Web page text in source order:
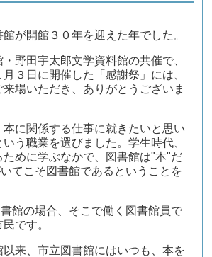
が開館３０年を迎えた年でした。
野田宇太郎文学資料館の共催で、
３日に開催した「感謝祭」には、
場いただき、ありがとうございま
に関係する仕事に就きたいと思い
いう職業を選びました。学生時代、
めに学ぶなかで、図書館は"本"だ
てこそ図書館であるということを
館の場合、そこで働く図書館員で
です。
来、市立図書館にはいつも、本を